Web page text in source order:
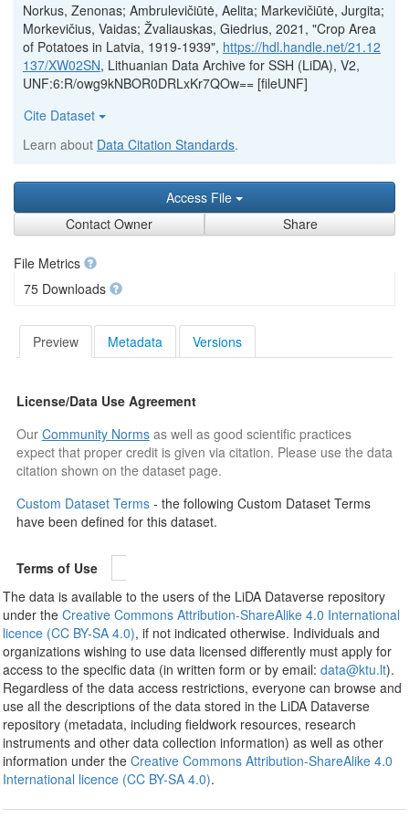
Norkus, Zenonas; Ambrulevičiūtė, Aelita; Markevičiūtė, Jurgita;
Morkevičius, Vaidas; Žvaliauskas, Giedrius, 2021, "Crop Area
of Potatoes in Latvia, 1919-1939", https://hdl.handle.net/21.12
137/XW02SN, Lithuanian Data Archive for SSH (LiDA), V2,
UNF:6:R/owg9kNBOR0DRLxKr7QOw== [fileUNF]
Cite Dataset
Learn about Data Citation Standards.
Access File
Contact Owner
Share
File Metrics
75 Downloads
Preview Metadata Versions
License/Data Use Agreement
Our Community Normsas well as good scientific practices
expect that proper credit is given via citation. Please use the data
citation shown on the dataset page.
Custom Dataset Terms - the following Custom Dataset Terms
have been defined for this dataset.
Terms of Use
The data is available to the users of the LiDA Dataverse repository
under the Creative Commons Attribution-ShareAlike 4.0 International
licence (CC BY-SA 4.0), if not indicated otherwise. Individuals and
organizations wishing to use data licensed differently must apply for
access to the specific data (in written form or by email: data@ktu.lt).
Regardless of the data access restrictions, everyone can browse and
use all the descriptions of the data stored in the LiDA Dataverse
repository (metadata, including fieldwork resources, research
instruments and other data collection information) as well as other
information under the Creative Commons Attribution-ShareAlike 4.0
International licence (CC BY-SA 4.0).